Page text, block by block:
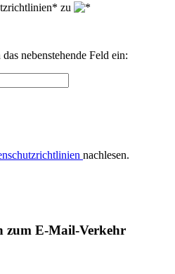
zu
nebenstehende Feld ein:
nachlesen.
zum E-Mail-Verkehr